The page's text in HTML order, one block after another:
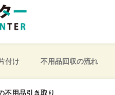
付け 不用品回収の流れ
不用品引き取り